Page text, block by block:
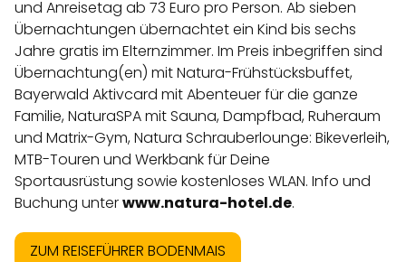
und Anreisetag ab 73 Euro pro Person. Ab sieben
Übernachtungen übernachtet ein Kind bis sechs
Jahre gratis im Elternzimmer. Im Preis inbegriffen sind
Übernachtung(en) mit Natura-Frühstücksbuffet,
Bayerwald Aktivcard mit Abenteuer für die ganze
Familie, NaturaSPA mit Sauna, Dampfbad, Ruheraum
und Matrix-Gym, Natura Schrauberlounge: Bikeverleih,
MTB-Touren und Werkbank für Deine
Sportausrüstung sowie kostenloses WLAN. Info und
Buchung unterwww.natura-hotel.de.
ZUM REISEFÜHRER BODENMAIS